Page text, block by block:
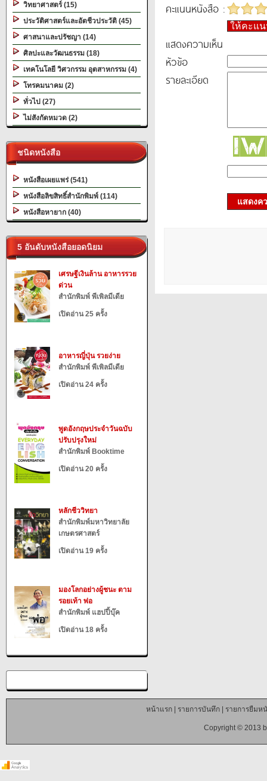
วิทยาศาสตร์ (15)
ประวัติศาสตร์และอัตชีวประวัติ (45)
ศาสนาและปรัชญา (14)
ศิลปะและวัฒนธรรม (18)
เทคโนโลยี วิศวกรรม อุตสาหกรรม (4)
โทรคมนาคม (2)
ทั่วไป (27)
ไม่สังกัดหมวด (2)
ชนิดหนังสือ
หนังสือเผยแพร่ (541)
หนังสือลิขสิทธิ์สำนักพิมพ์ (114)
หนังสือหายาก (40)
5 อันดับหนังสือยอดนิยม
เศรษฐีเงินล้าน อาหารรวย
ด่วน
สำนักพิมพ์ พีเพิลมีเดีย
เปิดอ่าน 25 ครั้ง
อาหารญี่ปุ่น รวยง่าย
สำนักพิมพ์ พีเพิลมีเดีย
เปิดอ่าน 24 ครั้ง
พูดอังกฤษประจำวันฉบับ
ปรับปรุงใหม่
สำนักพิมพ์ Booktime
เปิดอ่าน 20 ครั้ง
หลักชีววิทยา
สำนักพิมพ์มหาวิทยาลัย
เกษตรศาสตร์
เปิดอ่าน 19 ครั้ง
มองโลกอย่างผู้ชนะ ตาม
รอยเท้า พ่อ
สำนักพิมพ์ แฮปปี้บุ๊ค
เปิดอ่าน 18 ครั้ง
คะแนนหนังสือ :
ให้คะแ
แสดงความเห็น
หัวข้อ
รายละเอียด
แสดงค
หน้าแรก| รายการบันทึก| รายการยืมห
Copyright © 2013